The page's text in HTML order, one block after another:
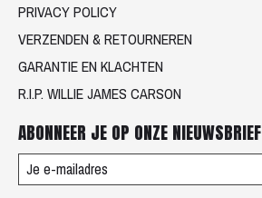
PRIVACY POLICY
VERZENDEN & RETOURNEREN
GARANTIE EN KLACHTEN
R.I.P. WILLIE JAMES CARSON
ABONNEER JE OP ONZE NIEUWSBRIEF